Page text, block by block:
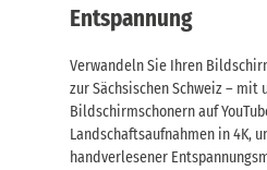
Entspannung
Verwandeln Sie Ihren
zur Sächsischen Schweiz – mit
Bildschirmschonern auf
Landschaftsaufnahmen in 4K,
handverlesener